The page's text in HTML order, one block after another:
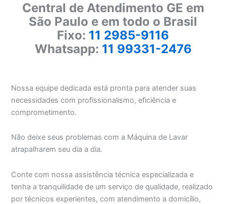
Central de Atendimento GE em
São Paulo e em todo o Brasil
Fixo: 11 2985-9116
Whatsapp: 11 99331-2476
Nossa equipe dedicada está pronta para atender suas
necessidades com profissionalismo, eficiência e
comprometimento.
Não deixe seus problemas com a Máquina de Lavar
atrapalharem seu dia a dia.
Conte com nossa assistência técnica especializada e
tenha a tranquilidade de um serviço de qualidade, realizado
por técnicos experientes, com atendimento a domicílio,